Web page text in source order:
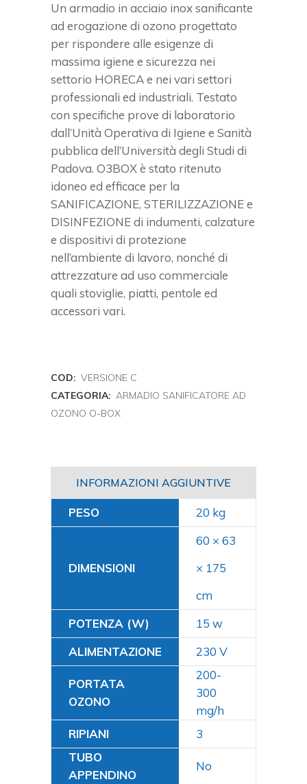
Un armadio in acciaio inox sanificante
ad erogazione di ozono progettato
per rispondere alle esigenze di
massima igiene e sicurezza nei
settorio HORECA e nei vari settori
professionali ed industriali. Testato
con specifiche prove di laboratorio
dall’Unità Operativa di Igiene e Sanità
pubblica dell’Università degli Studi di
Padova. O3BOX è stato ritenuto
idoneo ed efficace per la
SANIFICAZIONE, STERILIZZAZIONE e
DISINFEZIONE di indumenti, calzature
e dispositivi di protezione
nell’ambiente di lavoro, nonché di
attrezzature ad uso commerciale
quali stoviglie, piatti, pentole ed
accessori vari.
COD: VERSIONE C
CATEGORIA: ARMADIO SANIFICATORE AD
OZONO O-BOX
INFORMAZIONI AGGIUNTIVE
PESO 20 kg
DIMENSIONI
60 × 63
× 175
cm
POTENZA (W)
15
ALIMENTAZIONE
230 V
PORTATA
OZONO
200-
300
mg/h
RIPIANI
3
TUBO
APPENDINO
No